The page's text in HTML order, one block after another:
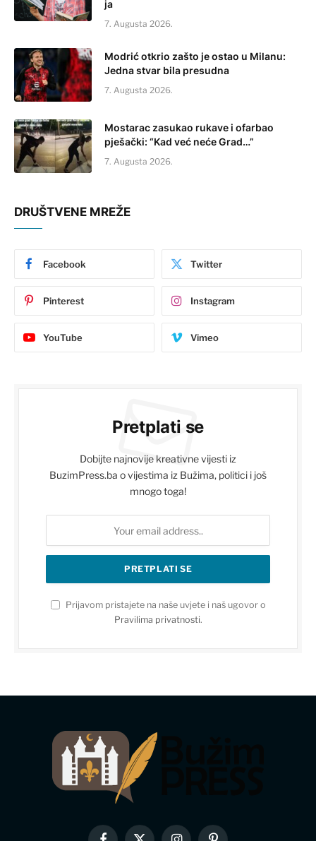
ja
7. Augusta 2026.
Modrić otkrio zašto je ostao u Milanu:
Jedna stvar bila presudna
7. Augusta 2026.
Mostarac zasukao rukave i ofarbao
pješački: “Kad već neće Grad…”
7. Augusta 2026.
DRUŠTVENE MREŽE
Facebook Twitter
Pinterest Instagram
YouTube Vimeo
Pretplati se
Dobijte najnovije kreativne vijesti iz
BuzimPress.ba o vijestima iz Bužima, politici i još
mnogo toga!
Prijavom pristajete na naše uvjete i naš ugovor o
Pravilima privatnosti.